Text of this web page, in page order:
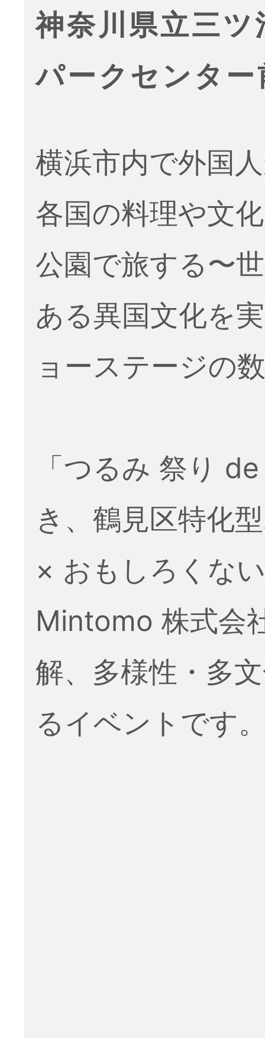
神奈川県立三ツ
パークセンタ
横浜市内で外国
各国の料理や文
公園で旅する〜
ある異国文化を
ョーステージの
「つるみ 祭り
き、鶴見区特化
× おもしろくな
Mintomo 株式会
解、多様性・多
るイベントです